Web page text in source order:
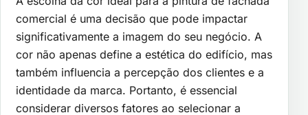
comercial é uma decisão que pode impactar
significativamente a imagem do seu negócio. A
cor não apenas define a estética do edifício, mas
também influencia a percepção dos clientes e a
identidade da marca. Portanto, é essencial
considerar diversos fatores ao selecionar a